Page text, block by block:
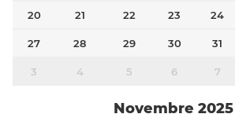
20 21 22 23 24
27 28 29 30 31
3 4 5 6 7
Novembre 2025